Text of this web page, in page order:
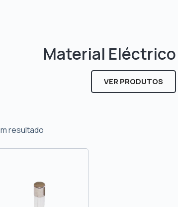
Material Eléctrico
VER PRODUTOS
resultado